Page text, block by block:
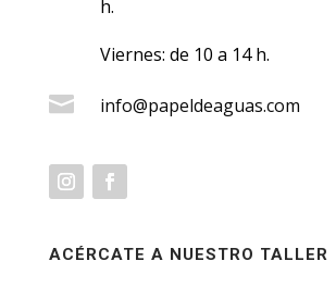
h.
Viernes: de 10 a 14 h.
 info@papeldeaguas.com
ACÉRCATE A NUESTRO TALLER